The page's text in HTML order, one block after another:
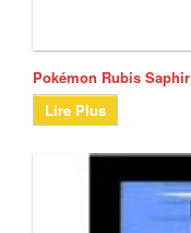
Pokémon Rubis Saphir
Lire Plus